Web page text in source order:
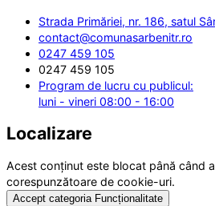
Strada Primăriei, nr. 186, satul
contact@comunasarbenitr.ro
0247 459 105
0247 459 105
Program de lucru cu publicul:
luni - vineri 08:00 - 16:00
Localizare
Acest conținut este blocat până când
corespunzătoare de cookie-uri.
Accept categoria Funcționalitate